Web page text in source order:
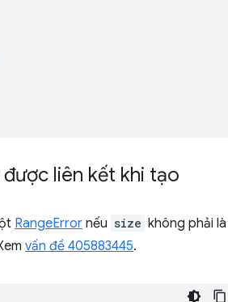
liên kết khi tạo
RangeError nếu size không phải là
vấn đề 405883445.